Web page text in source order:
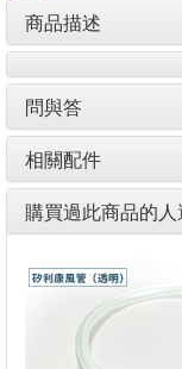
商品描述
問與答
相關配件
購買過此商品的人